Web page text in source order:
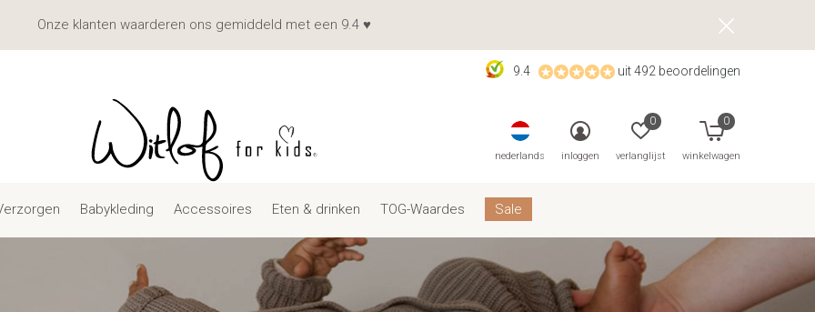
Babykleding Accessoires Eten & drinken TOG-Waardes Sale
nederlands inloggen verlanglijst
0
winkelwagen
0
9.4 uit 492 beoordelingen
Onze klanten waarderen ons gemiddeld met een 9.4 ♥